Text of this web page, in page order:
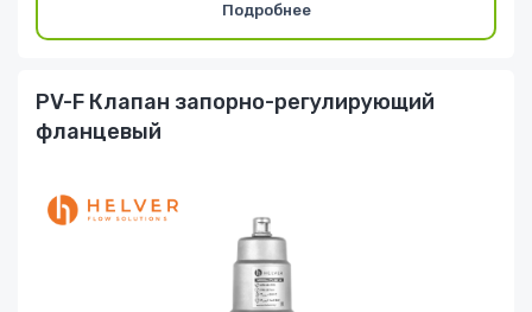
Подробнее
PV-F Клапан запорно-регулирующий
фланцевый